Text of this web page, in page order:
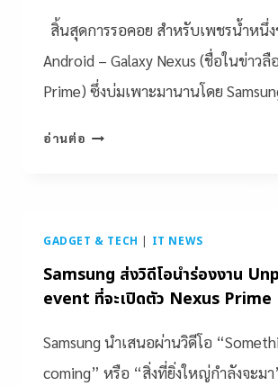
สิ้นสุดการรอคอย สำหรับเพชรน้ำหนึ่ง
Android – Galaxy Nexus (ชื่อในข่าวลื
Prime) ซึ่งบ่มเพาะมานานโดย
อ่านต่อ
GADGET & TECH | IT NEWS
Samsung ส่งวิดีโอนำร่องงาน
event ที่จะเปิดตัว Nexus Prime
Samsung นำเสนอผ่านวิดีโอ
coming” หรือ “สิ่งที่ยิ่งใหญ่กำลังจะม